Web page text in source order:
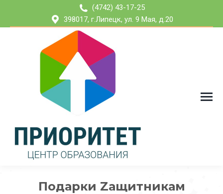
(4742) 43-17-25
398017, г.Липецк, ул. 9 Мая, д.20
Подарки Zащитникам